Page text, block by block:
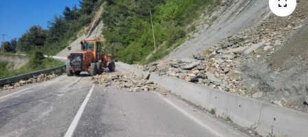
Devrekani Haberleri
Doğanyurt Haberleri
Hanönü Haberleri
İhsangazi Haberleri